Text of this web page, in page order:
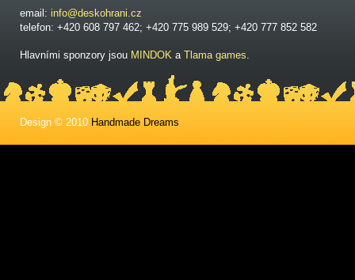
email: info@deskohrani.cz
telefon: +420 608 797 462; +420 775 989 529; +420 777 852 582
Hlavními sponzory jsou MINDOK a Tlama games.
Design © 2010 Handmade Dreams